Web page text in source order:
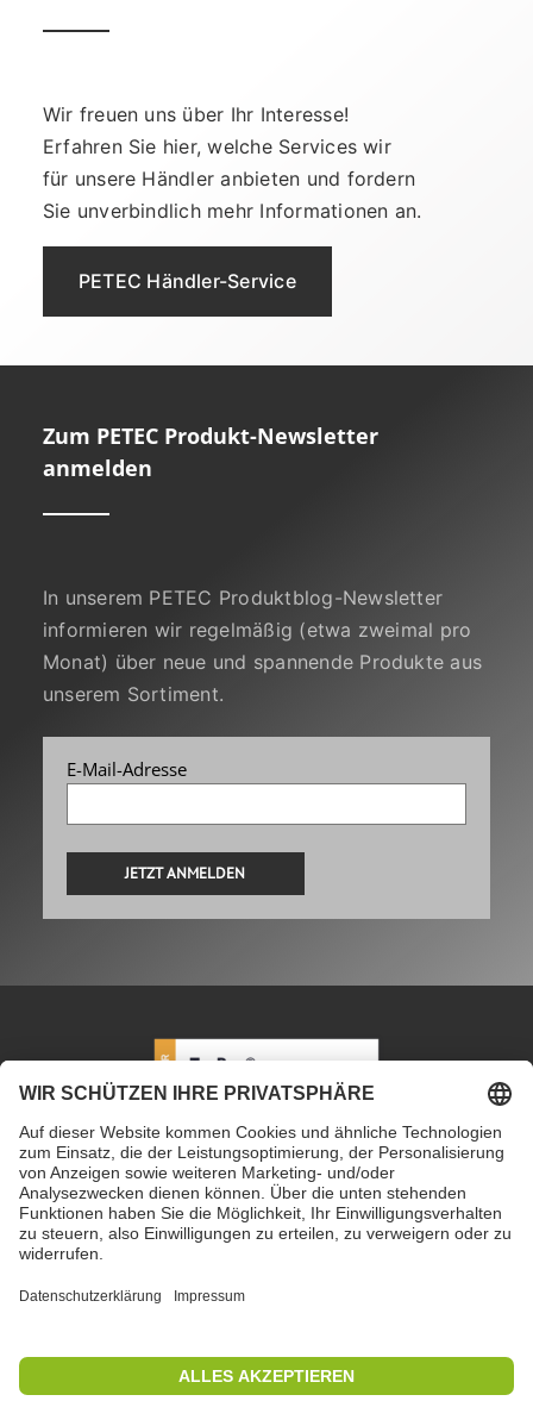
Wir freuen uns über Ihr Interesse!
Erfahren Sie hier, welche Services wir
für unsere Händler anbieten und fordern
Sie unverbindlich mehr Informationen an.
PETEC Händler-Service
Zum PETEC Produkt-Newsletter
anmelden
In unserem PETEC Produktblog-Newsletter
informieren wir regelmäßig (etwa zweimal pro
Monat) über neue und spannende Produkte aus
unserem Sortiment.
E-Mail-Adresse
PETEC Verbindungstechnik GmbH | Wüstenbuch 26
96132 Schlüsselfeld | Deutschland | +49 9555 80994
0 | info@petec.de